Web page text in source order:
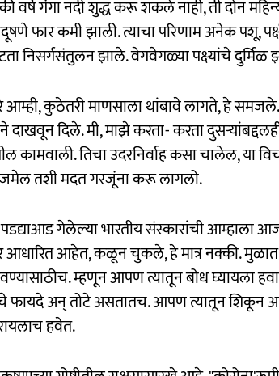
गंगा नदी शुद्ध करू शकले नाही, ती दोन
फार कमी झाली. त्याचा परिणाम अनेक पशू,
निसर्गसंतुलन झाले. वेगवेगळ्या पक्ष्यांचे
आम्ही, कुठेतरी माणसाला थांबावे लागते, हे समजले.
दाखवून दिले. मी, माझे करता- करता
कामवाली. तिचा उदरनिर्वाह कसा चालेल, या
तशी मदत गरजूंना करू लागलो.
गेलेल्या भारतीय संस्कारांची आम्हाला
आधारित आहेत, कळून चुकले, हे मात्र नक्की.
म्हणून आपण त्यातून बोध घ्यायला
फायदे अन्‌ तोटे असतातच. आपण त्यातून शिकून
हवेत.